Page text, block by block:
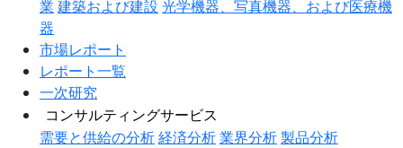
業 建築および建設 光学機器、写真機器、および医療機
器
市場レポート
レポート一覧
一次研究
コンサルティングサービス
需要と供給の分析経済分析業界分析製品分析